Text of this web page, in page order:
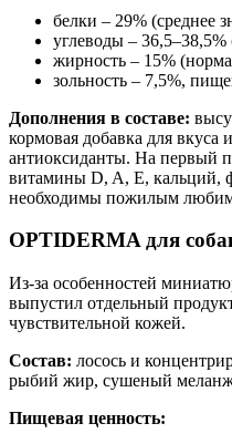
белки – 29% (среднее
углеводы –
жирность – 15%
зольность – 7,5%,
Дополнения в составе:
кормовая добавка для
антиоксиданты. На первый
витамины D, A, E, кальций,
необходимы пожилым
OPTIDERMA для
Из-за особенностей
выпустил отдельный
чувствительной кожей.
Состав: лосось и
рыбий жир, сушеный
Пищевая ценность: